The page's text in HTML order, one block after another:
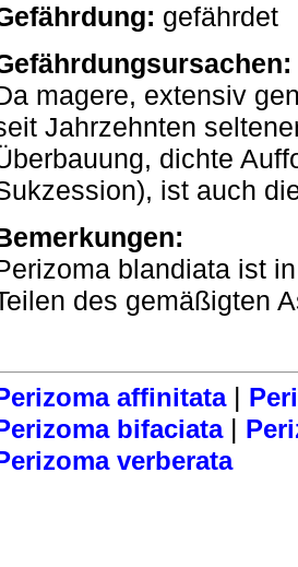
gefährdet
magere, extensiv
Jahrzehnten
dichte
ist auch
blandiata ist
des gemäßigten
affinitata|
bifaciata|
verberata